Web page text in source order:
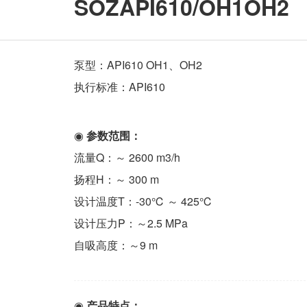
SOZAPI610/OH1OH2
泵型：API610 OH1、OH2
执行标准：API610
◉ 参数范围：
流量Q：～ 2600 m3/h
扬程H：～ 300 m
设计温度T：-30℃ ～ 425℃
设计压力P：～2.5 MPa
自吸高度：～9 m